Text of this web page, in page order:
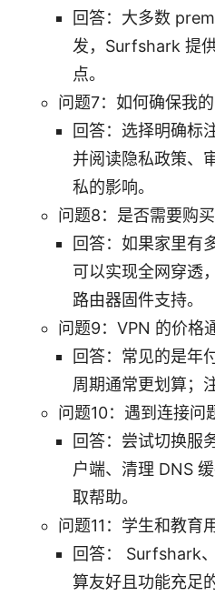
回答：大多数
发，Surfshark 提
点。
问题7：如何确保我
回答：选择明确标
并阅读隐私政策、
私的影响。
问题8：是否需要购
回答：如果家里有
可以实现全网穿透
路由器固件支持。
问题9：VPN 的价格
回答：常见的是年
周期通常更划算；
问题10：遇到连接问
回答：尝试切换服
户端、清理 DNS
取帮助。
问题11：学生和教育
回答： Surfshark
算友好且功能充足